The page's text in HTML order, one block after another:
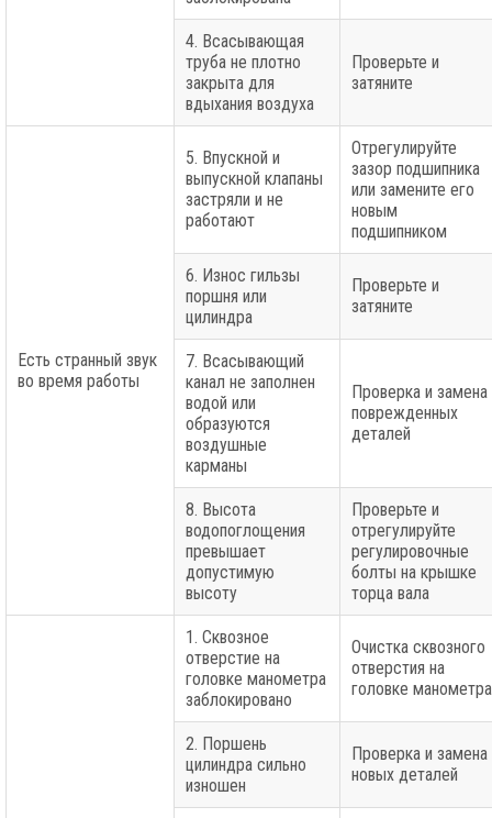
4. Всасывающая
труба не плотно
закрыта для
вдыхания воздуха
Проверьте и
затяните
Есть странный звук
во время работы
5. Впускной и
выпускной клапаны
застряли и не
работают
Отрегулируйте
зазор подшипника
или замените его
новым
подшипником
6. Износ гильзы
поршня или
цилиндра
Проверьте и
затяните
7. Всасывающий
канал не заполнен
водой или
образуются
воздушные
карманы
Проверка и замена
поврежденных
деталей
8. Высота
водопоглощения
превышает
допустимую
высоту
Проверьте и
отрегулируйте
регулировочные
болты на крышке
торца вала
1. Сквозное
отверстие на
головке манометра
заблокировано
Очистка сквозного
отверстия на
головке манометра
2. Поршень
цилиндра сильно
изношен
Проверка и замена
новых деталей